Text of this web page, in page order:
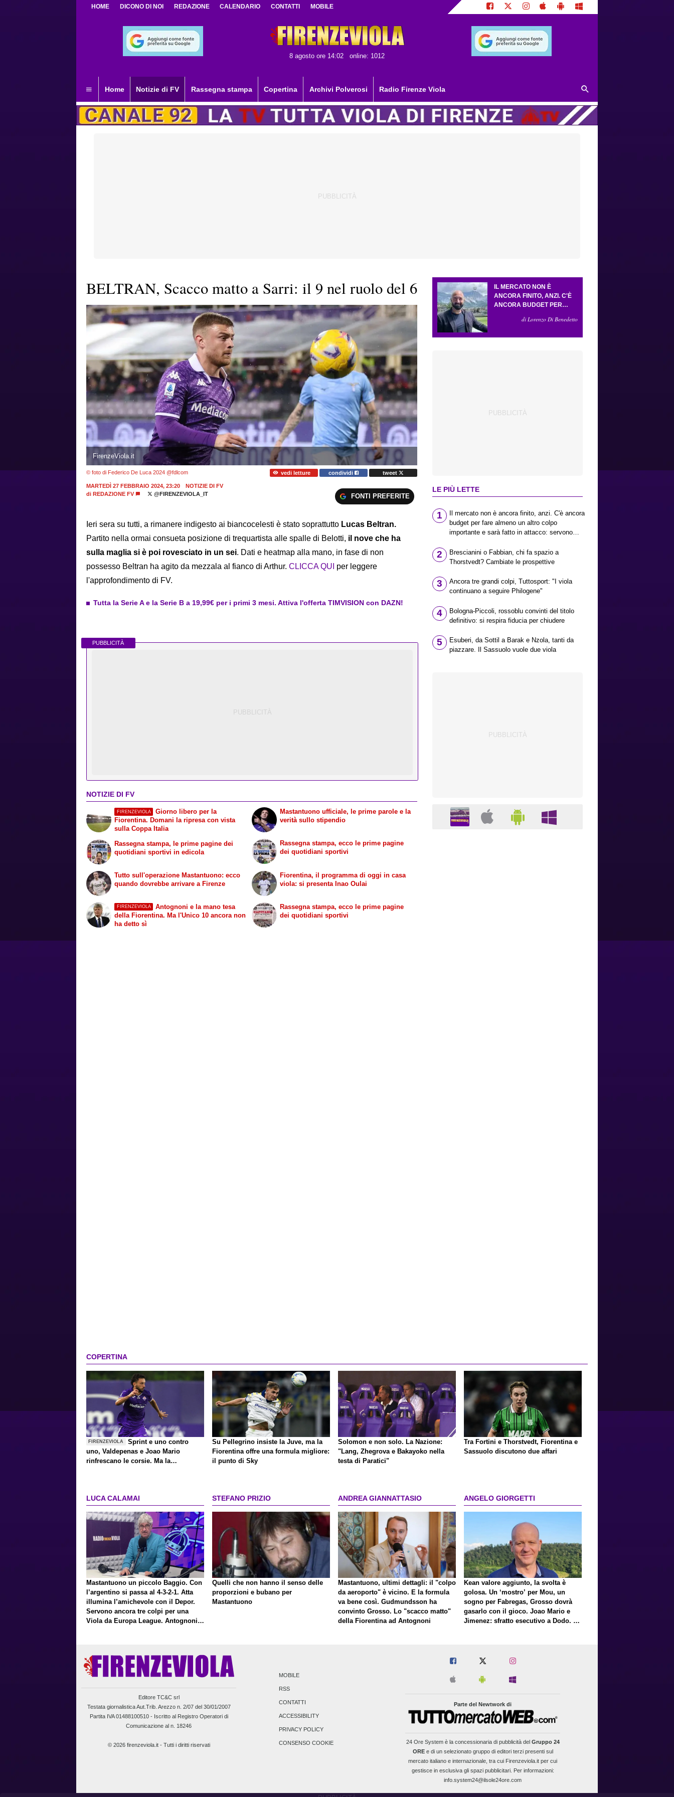
HOME DICONO DI NOI REDAZIONE CALENDARIO CONTATTI MOBILE
8 agosto ore 14:02 online: 1012
Home Notizie di FV Rassegna stampa Copertina Archivi Polverosi Radio Firenze Viola
BELTRAN, Scacco matto a Sarri: il 9 nel ruolo del 6
FirenzeViola.it
© foto di Federico De Luca 2024 @fdlcom vedi letture condividi tweet
MARTEDÌ 27 FEBBRAIO 2024, 23:20
NOTIZIE DI FV
di REDAZIONE FV @FIRENZEVIOLA_IT FONTI PREFERITE
Ieri sera su tutti, a rimanere indigesto ai biancocelesti è stato soprattutto Lucas Beltran.
Partito nella ormai consueta posizione di trequartista alle spalle di Belotti, il nove che ha
sulla maglia si è poi rovesciato in un sei. Dati e heatmap alla mano, in fase di non
possesso Beltran ha agito da mezzala al fianco di Arthur. CLICCA QUI per leggere
l'approfondimento di FV.
Tutta la Serie A e la Serie B a 19,99€ per i primi 3 mesi. Attiva l'offerta TIMVISION con DAZN!
PUBBLICITÀ
NOTIZIE DI FV
FIRENZEVIOLA
Giorno libero per la
Fiorentina. Domani la ripresa con vista
sulla Coppa Italia
Rassegna stampa, le prime pagine dei
quotidiani sportivi in edicola
Mastantuono ufficiale, le prime parole e la
verità sullo stipendio
Rassegna stampa, ecco le prime pagine
dei quotidiani sportivi
Tutto sull'operazione Mastantuono: ecco
quando dovrebbe arrivare a Firenze
FIRENZEVIOLA
Antognoni e la mano tesa
della Fiorentina. Ma l'Unico 10 ancora non
ha detto sì
Fiorentina, il programma di oggi in casa
viola: si presenta Inao Oulai
Rassegna stampa, ecco le prime pagine
dei quotidiani sportivi
IL MERCATO NON È
ANCORA FINITO, ANZI. C'È
ANCORA BUDGET PER
COLPO IMPORTANTE E
di Lorenzo Di Benedetto
LE PIÙ LETTE
1
Il mercato non è ancora finito, anzi. C'è ancora
budget per fare almeno un altro colpo
importante e sarà fatto in attacco: servono
il Bologna: caccia al giusto incastro
2
Brescianini o Fabbian, chi fa spazio a
Thorstvedt? Cambiate le prospettive
3
Ancora tre grandi colpi, Tuttosport: "I viola
continuano a seguire Philogene"
4
Bologna-Piccoli, rossoblu convinti del titolo
definitivo: si respira fiducia per chiudere
5
Esuberi, da Sottil a Barak e Nzola, tanti da
piazzare. Il Sassuolo vuole due viola
COPERTINA
FIRENZEVIOLA
Sprint e uno contro
uno, Valdepenas e Joao Mario
rinfrescano le corsie. Ma la
Su Pellegrino insiste la Juve, ma la
Fiorentina offre una formula migliore:
il punto di Sky
Solomon e non solo. La Nazione:
"Lang, Zhegrova e Bakayoko nella
testa di Paratici"
Tra Fortini e Thorstvedt, Fiorentina e
Sassuolo discutono due affari
LUCA CALAMAI
Mastantuono un piccolo Baggio. Con
l’argentino si passa al 4-3-2-1. Atta
illumina l’amichevole con il Depor.
Servono ancora tre colpi per una
Viola da Europa League. Antognoni,
STEFANO PRIZIO
Quelli che non hanno il senso delle
proporzioni e bubano per
Mastantuono
ANDREA GIANNATTASIO
Mastantuono, ultimi dettagli: il "colpo
da aeroporto" è vicino. E la formula
va bene così. Gudmundsson ha
convinto Grosso. Lo "scacco matto"
della Fiorentina ad Antognoni
ANGELO GIORGETTI
Kean valore aggiunto, la svolta è
golosa. Un ‘mostro’ per Mou, un
sogno per Fabregas, Grosso dovrà
gasarlo con il gioco. Joao Mario e
Jimenez: sfratto esecutivo a Dodo. E
Editore TC&C srl
Testata giornalistica Aut.Trib. Arezzo n. 2/07 del 30/01/2007
Partita IVA 01488100510 - Iscritto al Registro Operatori di
Comunicazione al n. 18246
© 2026 firenzeviola.it - Tutti i diritti riservati
MOBILE
RSS
CONTATTI
ACCESSIBILITY
PRIVACY POLICY
CONSENSO COOKIE
Parte del Newtwork di
24 Ore Systemè la concessionaria di pubblicità del Gruppo 24
OREe di un selezionato gruppo di editori terzi presenti sul
mercato italiano e internazionale, tra cui Firenzeviola.it per cui
gestisce in esclusiva gli spazi pubblicitari. Per informazioni:
info.system24@ilsole24ore.com